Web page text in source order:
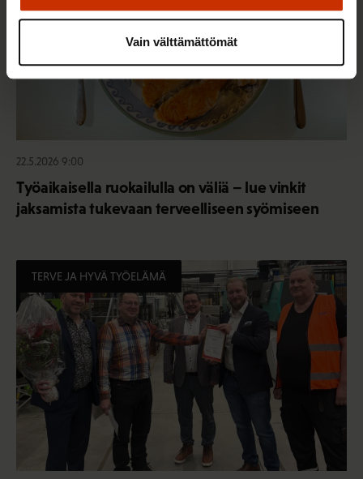
Vain välttämättömät
22.5.2026 9:00
Työaikaisella ruokailulla on väliä – lue vinkit
jaksamista tukevaan terveelliseen syömiseen
TERVE JA HYVÄ TYÖELÄMÄ